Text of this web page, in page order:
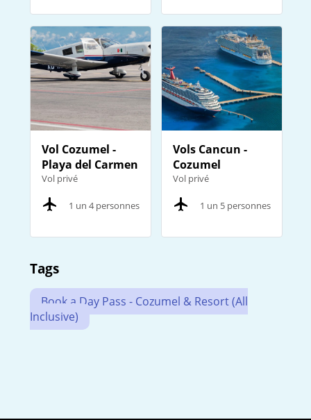
Vol Cozumel -
Playa del Carmen
Vol privé
1 un 4 personnes
Vols Cancun -
Cozumel
Vol privé
1 un 5 personnes
Tags
Book a Day Pass - Cozumel & Resort (All
Inclusive)